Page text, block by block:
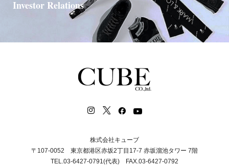
Investor Relations
株式会社キューブ
〒107-0052 東京都港区赤坂2丁目17-7 赤坂溜池タワー 7階
TEL.03-6427-0791(代表) FAX.03-6427-0792